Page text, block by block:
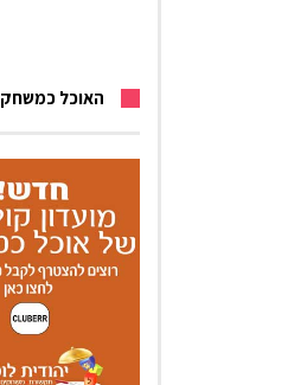
האוכל כמשחק